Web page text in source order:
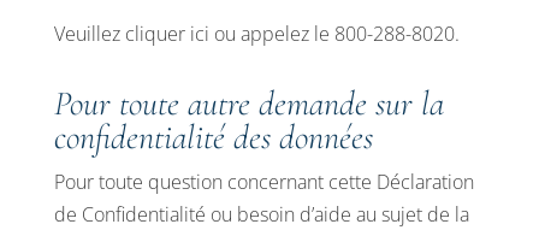
Veuillez cliquer ici ou appelez le 800-288-8020.
Pour toute autre demande sur la
confidentialité des données
Pour toute question concernant cette Déclaration
de Confidentialité ou besoin d’aide au sujet de la